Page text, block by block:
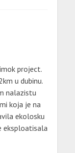
project.
u dubinu.
nalazistu
koja je na
ekolosku
eksploatisala